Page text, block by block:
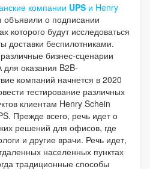
компании UPS и Henry
объявили о подписании
которого будут исследоваться
доставки беспилотниками.
бизнес-сценарии
оказания B2B-
компаний начнется в 2020
тестирование различных
клиентам Henry Schein
Прежде всего, речь идет о
решений для офисов, где
и другие врачи. Речь идет,
населенных пунктах
традиционные способы